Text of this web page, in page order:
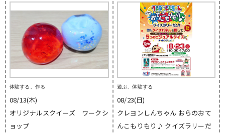
体験する、作る
08/13(木)
オリジナルスクイーズ ワークシ
ョップ
遊ぶ、体験する
08/23(日)
クレヨンしんちゃん おらのおて
んこもりもり♪ クイズラリーだ